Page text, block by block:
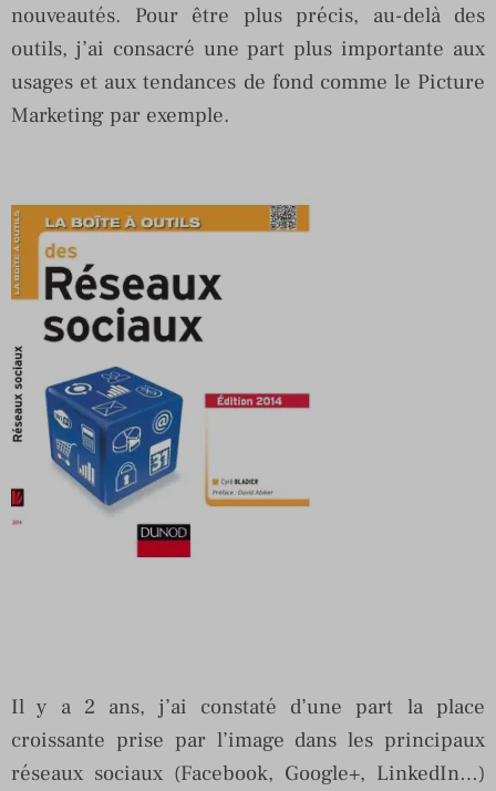
nouveautés. Pour être plus précis, au-delà des
outils, j’ai consacré une part plus importante aux
usages et aux tendances de fond comme le Picture
Marketing par exemple.
Il y a 2 ans, j’ai constaté d’une part la place
croissante prise par l’image dans les principaux
réseaux sociaux (Facebook, Google+, LinkedIn…)